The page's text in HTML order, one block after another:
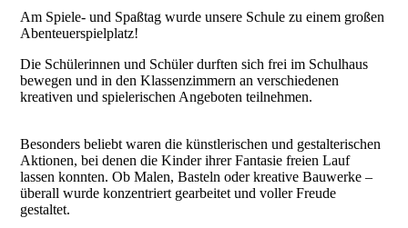
Am Spiele- und Spaßtag wurde unsere Schule zu einem großen
Abenteuerspielplatz!
Die Schülerinnen und Schüler durften sich frei im Schulhaus
bewegen und in den Klassenzimmern an verschiedenen
kreativen und spielerischen Angeboten teilnehmen.
Besonders beliebt waren die künstlerischen und gestalterischen
Aktionen, bei denen die Kinder ihrer Fantasie freien Lauf
lassen konnten. Ob Malen, Basteln oder kreative Bauwerke –
überall wurde konzentriert gearbeitet und voller Freude
gestaltet.